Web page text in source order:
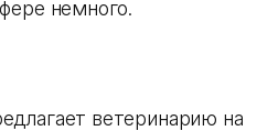
немного.
ветеринарию на